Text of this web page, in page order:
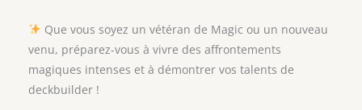
Que vous soyez un vétéran de Magic ou un nouveau
venu, préparez-vous à vivre des affrontements
magiques intenses et à démontrer vos talents de
deckbuilder !